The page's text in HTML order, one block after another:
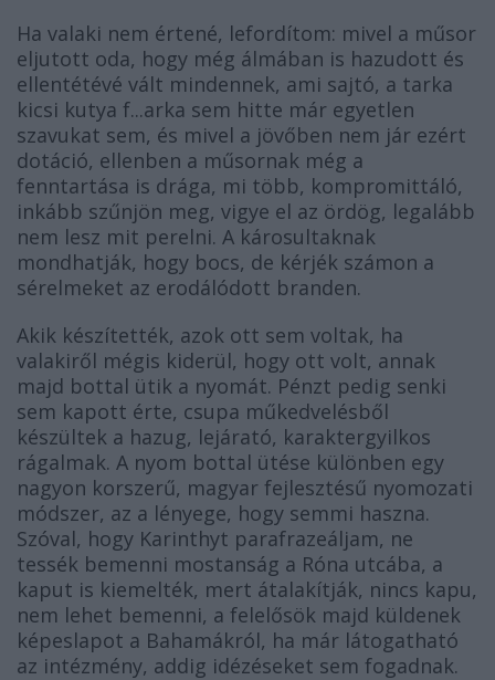
Ha valaki nem értené, lefordítom: mivel a műsor
eljutott oda, hogy még álmában is hazudott és
ellentétévé vált mindennek, ami sajtó, a tarka
kicsi kutya f...arka sem hitte már egyetlen
szavukat sem, és mivel a jövőben nem jár ezért
dotáció, ellenben a műsornak még a
fenntartása is drága, mi több, kompromittáló,
inkább szűnjön meg, vigye el az ördög, legalább
nem lesz mit perelni. A károsultaknak
mondhatják, hogy bocs, de kérjék számon a
sérelmeket az erodálódott branden.
Akik készítették, azok ott sem voltak, ha
valakiről mégis kiderül, hogy ott volt, annak
majd bottal ütik a nyomát. Pénzt pedig senki
sem kapott érte, csupa műkedvelésből
készültek a hazug, lejárató, karaktergyilkos
rágalmak. A nyom bottal ütése különben egy
nagyon korszerű, magyar fejlesztésű nyomozati
módszer, az a lényege, hogy semmi haszna.
Szóval, hogy Karinthyt parafrazeáljam, ne
tessék bemenni mostanság a Róna utcába, a
kaput is kiemelték, mert átalakítják, nincs kapu,
nem lehet bemenni, a felelősök majd küldenek
képeslapot a Bahamákról, ha már látogatható
az intézmény, addig idézéseket sem fogadnak.